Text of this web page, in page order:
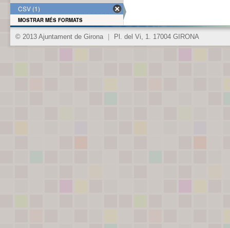
CSV (1)
MOSTRAR MÉS FORMATS
© 2013 Ajuntament de Girona Pl. del Vi, 1. 17004 GIRONA